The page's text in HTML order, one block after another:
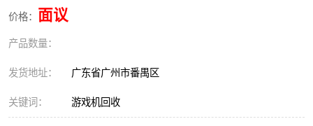
价格： 面议
产品数量：
发货地址： 广东省广州市番禺区
关键词： 游戏机回收